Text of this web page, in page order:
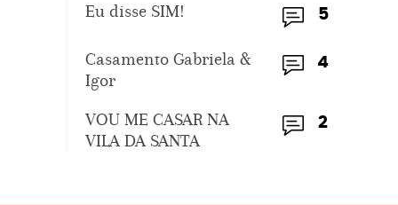
5
Eu disse SIM!
4
Casamento Gabriela &
Igor
2
VOU ME CASAR NA
VILA DA SANTA